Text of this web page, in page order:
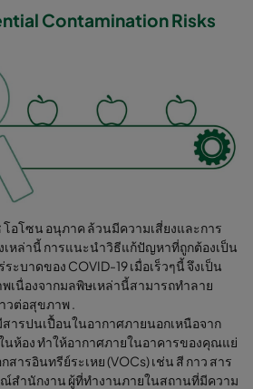
Contamination Risks
โอโซน อนุภาค ล้วนมีความเสี่ยงและการ
เหล่านี้ การแนะนำวิธีแก้ปัญหาที่ถูกต้องเป็น
ะบาดของ COVID-19 เมื่อเร็วๆนี้ จึงเป็น
นื่องจากมลพิษเหล่านี้สามารถทำลาย
วต่อสุขภาพ .
ารปนเปื้อนในอากาศภายนอกเหนือจาก
ห้อง ทำให้อากาศภายในอาคารของคุณแย่
ารอินทรีย์ระเหย (VOCs) เช่น สี กาว สาร
สำนักงาน ผู้ที่ทำงานภายในสถานที่มีความ